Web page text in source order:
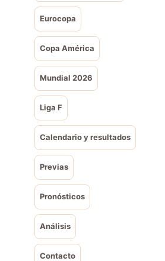
Eurocopa
Copa América
Mundial 2026
Liga F
Calendario y resultados
Previas
Pronósticos
Análisis
Contacto